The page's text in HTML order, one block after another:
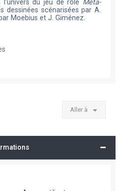
l'univers du jeu de rôle Méta-
dessinées scénarisées par A.
Moebius et J. Giménez.
Aller à